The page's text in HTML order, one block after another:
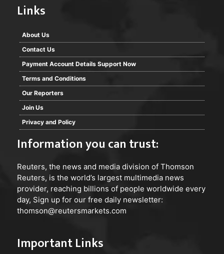
Links
About Us
Contact Us
Payment Account Details Support Now
Terms and Conditions
Our Reporters
Join Us
Privacy and Policy
Information you can trust:
Reuters, the news and media division of Thomson
Reuters, is the world’s largest multimedia news
provider, reaching billions of people worldwide every
day, Sign up for our free daily newsletter:
thomson@reutersmarkets.com
Important Links